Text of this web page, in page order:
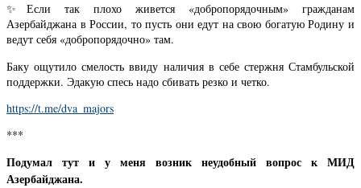
✨Если так плохо живется «добропорядочным» гражданам
Азербайджана в России, то пусть они едут на свою богатую Родину и
ведут себя «добропорядочно» там.
Баку ощутило смелость ввиду наличия в себе стержня Стамбульской
поддержки. Эдакую спесь надо сбивать резко и четко.
https://t.me/dva_majors
***
Подумал тут и у меня возник неудобный вопрос к МИД
Азербайджана.